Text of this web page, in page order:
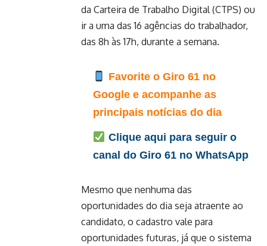
da Carteira de Trabalho Digital (CTPS) ou
ir a uma das16 agências do trabalhador,
das 8h às 17h, durante a semana.
Favorite o Giro 61 no
Google e acompanhe as
principais notícias do dia
Clique aqui para seguir o
canal do Giro 61 no WhatsApp
Mesmo que nenhuma das
oportunidades do dia seja atraente ao
candidato, o cadastro vale para
oportunidades futuras, já que o sistema